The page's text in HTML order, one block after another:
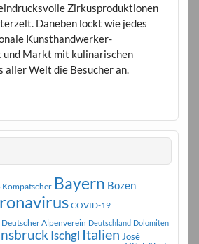
Zirkusproduktionen
Daneben lockt wie jedes
Kunsthandwerker-
Markt mit kulinarischen
aller Welt die Besucher an.
Kompatscher Bayern Bozen
COVID-19
Deutscher Alpenverein Deutschland Dolomiten
Ischgl Italien José